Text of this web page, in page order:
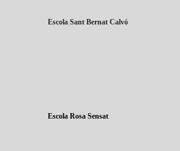
Escola Sant Bernat Calvó
Escola Rosa Sensat